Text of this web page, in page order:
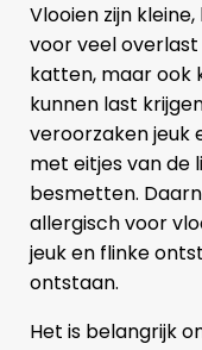
Vlooien zijn
voor veel
katten, maar ook
kunnen last
veroorzaken jeuk
met eitjes van de
besmetten.
allergisch voor
jeuk en flinke
ontstaan.
Het is belangrijk